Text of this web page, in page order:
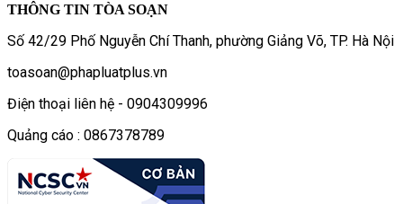
THÔNG TIN TÒA SOẠN
Số 42/29 Phố Nguyễn Chí Thanh, phường Giảng Võ, TP. Hà Nội
toasoan@phapluatplus.vn
Điện thoại liên hệ - 0904309996
Quảng cáo : 0867378789